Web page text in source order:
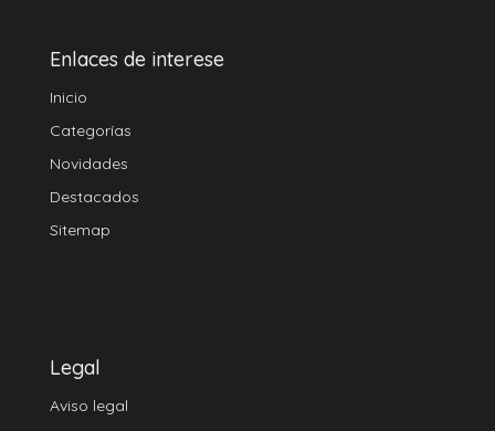
Enlaces de interese
Inicio
Categorías
Novidades
Destacados
Sitemap
Legal
Aviso legal